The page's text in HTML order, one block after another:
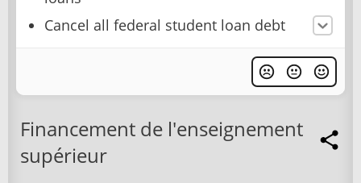
Cancel all federal student loan debt
Financement de l'enseignement
supérieur